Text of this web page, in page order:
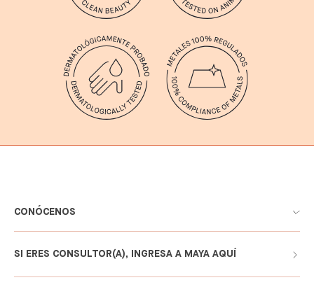
CONÓCENOS
SI ERES CONSULTOR(A), INGRESA A MAYA AQUÍ